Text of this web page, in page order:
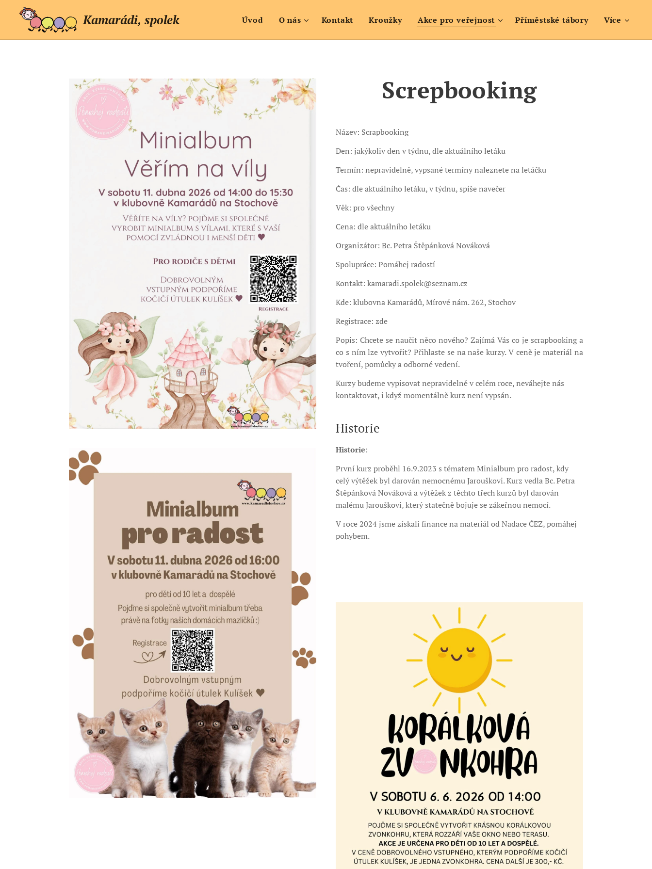
Kamarádi, spolek Úvod O nás Kontakt Kroužky Akce pro veřejnost Příměstské tábory Více
Screpbooking
Název: Scrapbooking
Den: jakýkoliv den v týdnu, dle aktuálního letáku
Termín: nepravidelně, vypsané termíny naleznete na letáčku
Čas: dle aktuálního letáku, v týdnu, spíše navečer
Věk: pro všechny
Cena: dle aktuálního letáku
Organizátor: Bc. Petra Štěpánková Nováková
Spolupráce: Pomáhej radostí
Kontakt: kamaradi.spolek@seznam.cz
Kde: klubovna Kamarádů, Mírové nám. 262, Stochov
Registrace: zde
Popis: Chcete se naučit něco nového? Zajímá Vás co je scrapbooking a
co s ním lze vytvořit? Přihlaste se na naše kurzy. V ceně je materiál na
tvoření, pomůcky a odborné vedení.
Kurzy budeme vypisovat nepravidelně v celém roce, neváhejte nás
kontaktovat, i když momentálně kurz není vypsán.
Historie
Historie:
První kurz proběhl 16.9.2023 s tématem Minialbum pro radost, kdy
celý výtěžek byl darován nemocnému Jarouškovi. Kurz vedla Bc. Petra
Štěpánková Nováková a výtěžek z těchto třech kurzů byl darován
malému Jarouškovi, který statečně bojuje se zákeřnou nemocí.
V roce 2024 jsme získali finance na materiál od Nadace ČEZ, pomáhej
pohybem.